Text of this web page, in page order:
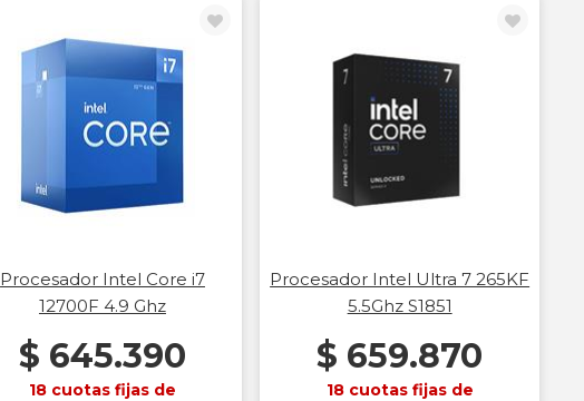
Procesador Intel Core i7
12700F 4.9 Ghz
$ 645.390
18 cuotas fijas de
Procesador Intel Ultra 7 265KF
5.5Ghz S1851
$ 659.870
18 cuotas fijas de